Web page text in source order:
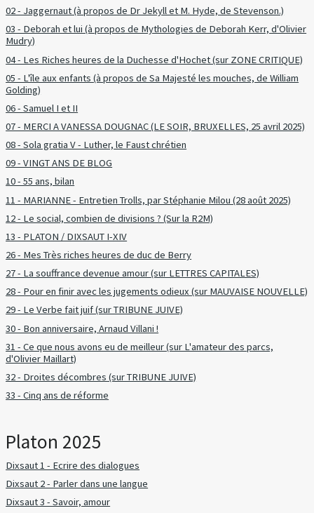
02 - Jaggernaut (à propos de Dr Jekyll et M. Hyde, de Stevenson.)
03 - Deborah et lui (à propos de Mythologies de Deborah Kerr, d'Olivier
Mudry)
04 - Les Riches heures de la Duchesse d'Hochet (sur ZONE CRITIQUE)
05 - L'île aux enfants (à propos de Sa Majesté les mouches, de William
Golding)
06 - Samuel I et II
07 - MERCI A VANESSA DOUGNAC (LE SOIR, BRUXELLES, 25 avril 2025)
08 - Sola gratia V - Luther, le Faust chrétien
09 - VINGT ANS DE BLOG
10 - 55 ans, bilan
11 - MARIANNE - Entretien Trolls, par Stéphanie Milou (28 août 2025)
12 - Le social, combien de divisions ? (Sur la R2M)
13 - PLATON / DIXSAUT I-XIV
26 - Mes Très riches heures de duc de Berry
27 - La souffrance devenue amour (sur LETTRES CAPITALES)
28 - Pour en finir avec les jugements odieux (sur MAUVAISE NOUVELLE)
29 - Le Verbe fait juif (sur TRIBUNE JUIVE)
30 - Bon anniversaire, Arnaud Villani !
31 - Ce que nous avons eu de meilleur (sur L'amateur des parcs,
d'Olivier Maillart)
32 - Droites décombres (sur TRIBUNE JUIVE)
33 - Cinq ans de réforme
Platon 2025
Dixsaut 1 - Ecrire des dialogues
Dixsaut 2 - Parler dans une langue
Dixsaut 3 - Savoir, amour